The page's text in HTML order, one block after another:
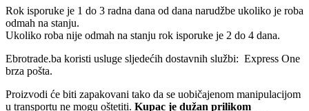
Rok isporuke je 1 do 3 radna dana od dana narudžbe ukoliko je roba
odmah na stanju.
Ukoliko roba nije odmah na stanju rok isporuke je 2 do 4 dana.
Ebrotrade.ba koristi usluge sljedećih dostavnih službi: Express One
brza pošta.
Proizvodi će biti zapakovani tako da se uobičajenom manipulacijom
u transportu ne mogu oštetiti. Kupac je dužan prilikom